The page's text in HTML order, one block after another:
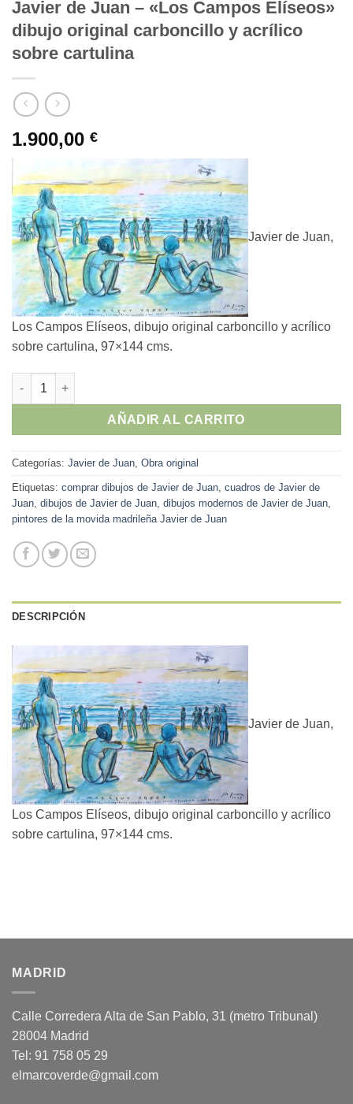
Javier de Juan – «Los Campos Elíseos»
dibujo original carboncillo y acrílico
sobre cartulina
1.900,00 €
Javier de Juan,
Los Campos Elíseos, dibujo original carboncillo y acrílico
sobre cartulina, 97×144 cms.
Javier de Juan - "Los Campos Elíseos" dibujo original
AÑADIR AL CARRITO
Categorías: Javier de Juan, Obra original
Etiquetas: comprar dibujos de Javier de Juan, cuadros de Javier de
Juan, dibujos de Javier de Juan, dibujos modernos de Javier de Juan,
pintores de la movida madrileña Javier de Juan
DESCRIPCIÓN
Javier de Juan,
Los Campos Elíseos, dibujo original carboncillo y acrílico
sobre cartulina, 97×144 cms.
MADRID
Calle Corredera Alta de San Pablo, 31 (metro Tribunal)
28004 Madrid
Tel: 91 758 05 29
elmarcoverde@gmail.com